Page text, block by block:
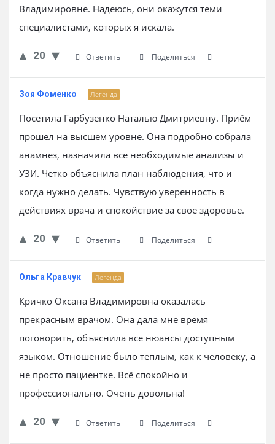
Владимировне. Надеюсь, они окажутся теми
специалистами, которых я искала.
20 Ответить Поделиться
Зоя Фоменко Легенда
Посетила Гарбузенко Наталью Дмитриевну. Приём
прошёл на высшем уровне. Она подробно собрала
анамнез, назначила все необходимые анализы и
УЗИ. Чётко объяснила план наблюдения, что и
когда нужно делать. Чувствую уверенность в
действиях врача и спокойствие за своё здоровье.
20 Ответить Поделиться
Ольга Кравчук Легенда
Кричко Оксана Владимировна оказалась
прекрасным врачом. Она дала мне время
поговорить, объяснила все нюансы доступным
языком. Отношение было тёплым, как к человеку, а
не просто пациентке. Всё спокойно и
профессионально. Очень довольна!
20 Ответить Поделиться